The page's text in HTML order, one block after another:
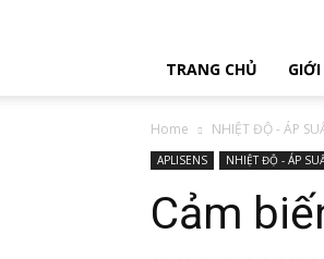
TRANG CHỦ
Home NHIỆT ĐỘ - ÁP
APLISENS NHIỆT ĐỘ - ÁP
Cảm